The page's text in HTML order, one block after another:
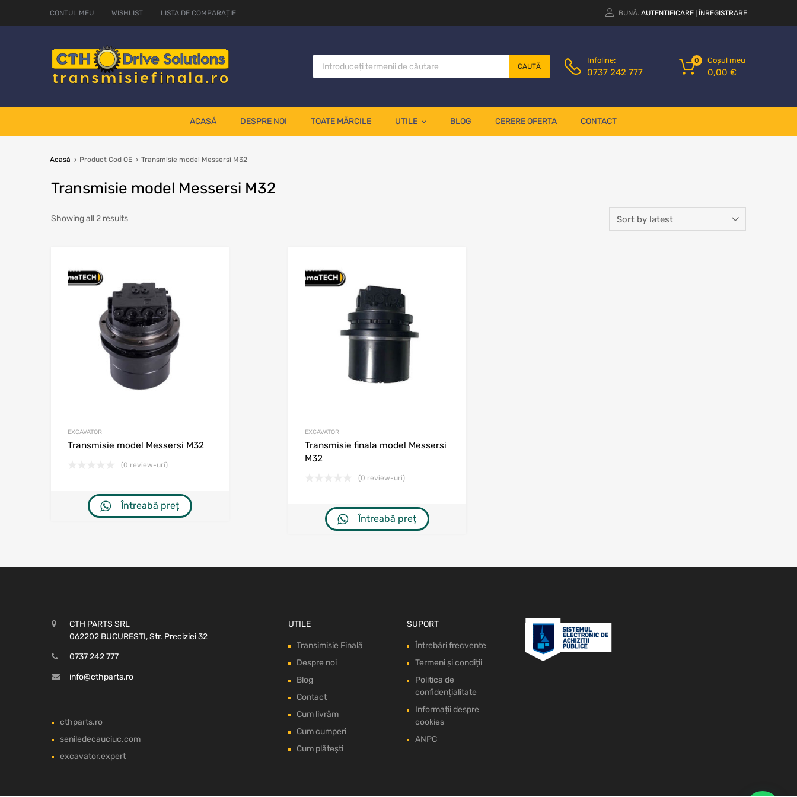
CONTUL MEU WISHLIST LISTA DE COMPARAȚIE BUNĂ. AUTENTIFICARE ÎNREGISTRARE
CAUTĂ
Infoline:
0737 242 777
Coșul meu
0,00 €
0
ACASĂ DESPRE NOI TOATE MĂRCILE UTILE BLOG CERERE OFERTA CONTACT
Acasă Product Cod OE Transmisie model Messersi M32
Transmisie model Messersi M32
Showing all 2 results
EXCAVATOR
Transmisie model Messersi M32
(0 review-uri)
Întreabă preț
EXCAVATOR
Transmisie finala model Messersi
M32
(0 review-uri)
Întreabă preț
CTH PARTS SRL
062202 BUCURESTI, Str. Preciziei 32
0737 242 777
info@cthparts.ro
cthparts.ro
seniledecauciuc.com
excavator.expert
UTILE
Transimisie Finală
Despre noi
Blog
Contact
Cum livrăm
Cum cumperi
Cum plătești
SUPORT
Întrebări frecvente
Termeni și condiții
Politica de
confidențialitate
Informații despre
cookies
ANPC